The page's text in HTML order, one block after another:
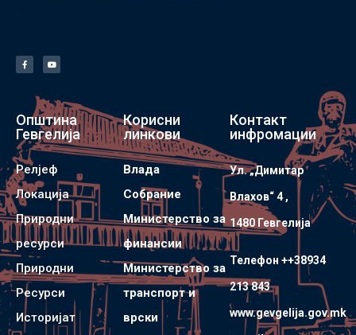
Општина
Гевгелија
Релјеф
Локација
Природни
ресурси
Природни
Ресурси
Историјат
Корисни
линкови
Влада
Собрание
Министерство за
финансии
Министерство за
транспорт и
врски
Контакт
инфромации
Ул. „Димитар
Влахов“ 4 ,
1480 Гевгелијa
Телефон ++38934
213 843
www.gevgelija.gov.mk